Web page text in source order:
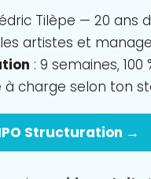
Tilèpe — 20 ans
artistes et
: 9 semaines,
à charge selon ton
Structuration →